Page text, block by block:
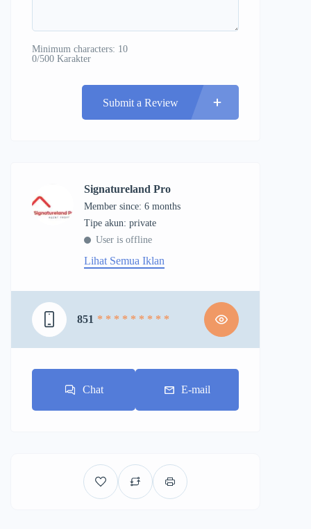
Minimum characters: 10
0/500 Karakter
Submit a Review
Signatureland Pro
Member since: 6 months
tipe akun: private
User is offline
Lihat Semua Iklan
851 * * * * * * * * *
Chat E-mail